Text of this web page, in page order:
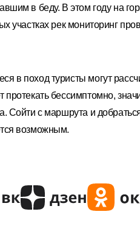
в беду. В этом году на
участках рек мониторинг
в поход туристы могут
бессимптомно,
Сойти с маршрута и
возможным.